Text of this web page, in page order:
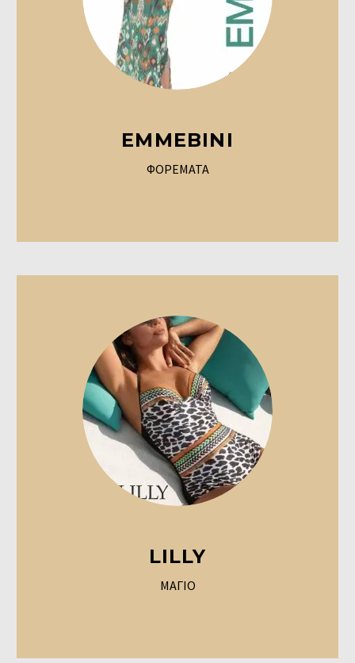
EMMEBINI
ΦΟΡΕΜΑΤΑ
LILLY
ΜΑΓΙΟ